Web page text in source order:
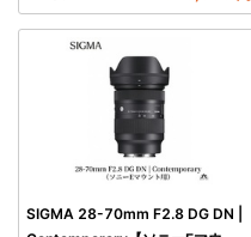
SIGMA 28-70mm F2.8 DG DN |